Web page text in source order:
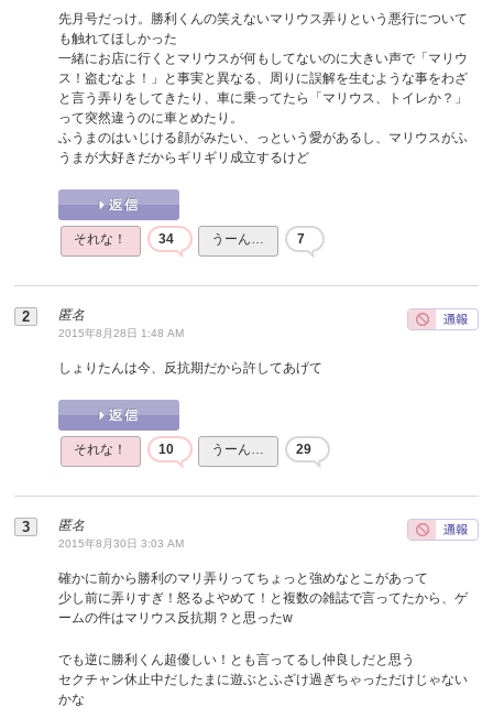
先月号だっけ。勝利くんの笑えないマリウス弄りという悪行について
も触れてほしかった
一緒にお店に行くとマリウスが何もしてないのに大きい声で「マリウ
ス！盗むなよ！」と事実と異なる、周りに誤解を生むような事をわざ
と言う弄りをしてきたり、車に乗ってたら「マリウス、トイレか？」
って突然違うのに車とめたり。
ふうまのはいじける顔がみたい、っという愛があるし、マリウスがふ
うまが大好きだからギリギリ成立するけど
それな！ 34 うーん… 7
匿名
2015年8月28日 1:48 AM
しょりたんは今、反抗期だから許してあげて
それな！ 10 うーん… 29
匿名
2015年8月30日 3:03 AM
確かに前から勝利のマリ弄りってちょっと強めなとこがあって
少し前に弄りすぎ！怒るよやめて！と複数の雑誌で言ってたから、ゲ
ームの件はマリウス反抗期？と思ったw
でも逆に勝利くん超優しい！とも言ってるし仲良しだと思う
セクチャン休止中だしたまに遊ぶとふざけ過ぎちゃっただけじゃない
かな